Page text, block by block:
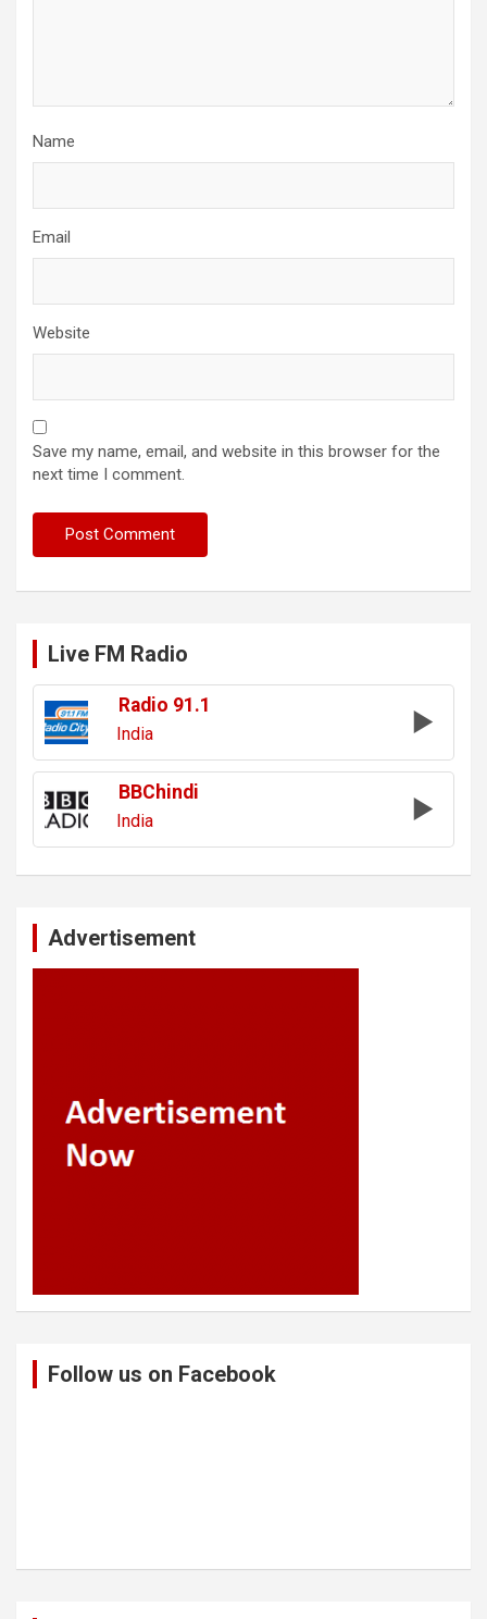
Name
Email
Website
Save my name, email, and website in this browser for the
next time I comment.
Live FM Radio
Radio 91.1
India
BBChindi
India
Advertisement
Follow us on Facebook